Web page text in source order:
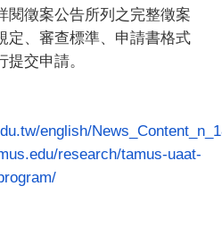
閱徵案公告所列之完整徵案
定、審查標準、申請書格式
提交申請。
english/
research/tamus-uaat-